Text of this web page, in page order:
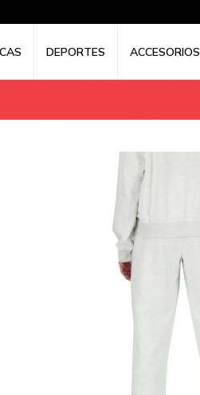
DEPORTES ACCESORIOS